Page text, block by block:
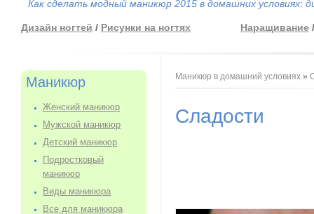
Как сделать модный маникюр 2015 в домашних условиях:
Дизайн ногтей / Рисунки на ногтях Наращивание
Маникюр
Женский маникюр
Мужской маникюр
Детский маникюр
Подростковый
маникюр
Виды маникюра
Все для маникюра
Вы здесь
Маникюр в домашний условиях »
Сладости